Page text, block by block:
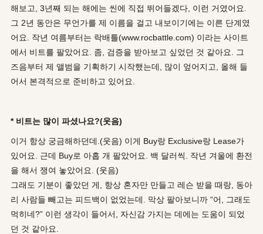
해보고, 3년째 되는 해에는 씬에 직접 뛰어들겠다, 이런 거였어요.
그 2년 동안은 무언가를 제 이름을 걸고 내보이기에는 이른 단계였
어요. 작년 여름부터는 락배틀(www.rocbattle.com) 이라는 사이트
에서 비트를 팔았어요. 좀, 검증을 받아보고 싶었던 것 같아요. 그
즈음부터 제 앨범을 기획하기 시작했는데, 많이 엎어지고, 올해 들
어서 본격적으로 준비하고 있어요.
* 비트는 많이 파셨나요?(웃음)
이거 항상 궁금해하던데.(웃음) 이게 Buy랑 Exclusive랑 Lease가
있어요. 근데 Buy로 아홉 개 팔았어요. 백 달러씩. 작년 겨울에 환전
을 해서 쟁여 놓았어요. (웃음)
그래도 기분이 좋았던 게, 항상 혼자만 만들고 레슨 받을 때랑, 동아
리 사람들 빼고는 피드백이 없었는데. 막상 팔아보니까 “어, 그래도
먹히네?” 이런 생각이 들어서, 자신감 가지는 데에는 도움이 되었
던 것 같아요.